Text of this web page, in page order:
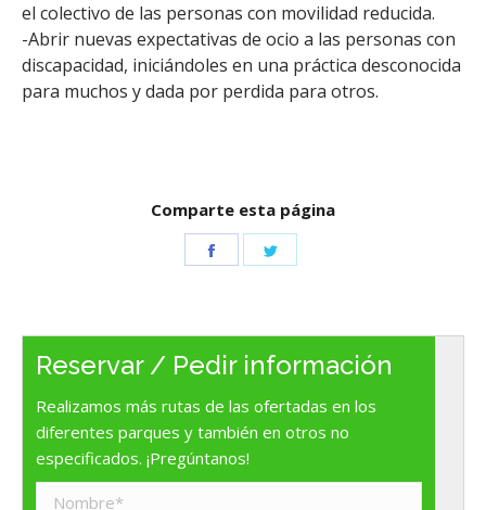
el colectivo de las personas con movilidad reducida.
-Abrir nuevas expectativas de ocio a las personas con
discapacidad, iniciándoles en una práctica desconocida
para muchos y dada por perdida para otros.
Comparte esta página
Share
Reservar / Pedir información
Realizamos más rutas de las ofertadas en los
diferentes parques y también en otros no
especificados. ¡Pregúntanos!